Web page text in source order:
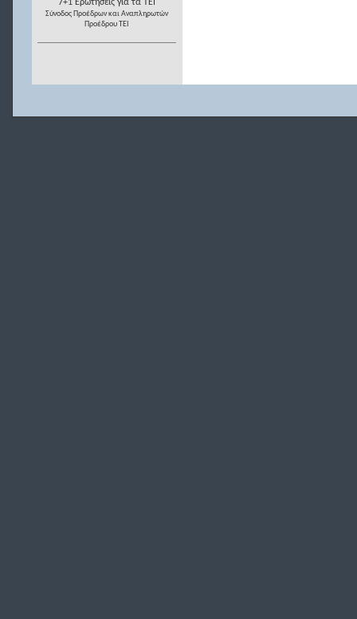
7+1 Ερωτήσεις για τα ΤΕΙ
Σύνοδος Προέδρων και Αναπληρωτών
Προέδρου ΤΕΙ